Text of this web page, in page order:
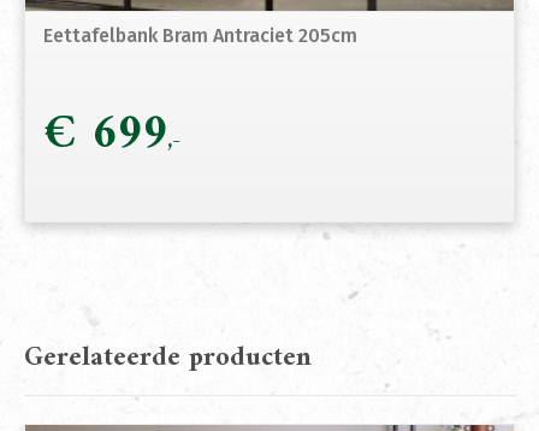
Eettafelbank Bram Antraciet 205cm
€ 699
Gerelateerde producten